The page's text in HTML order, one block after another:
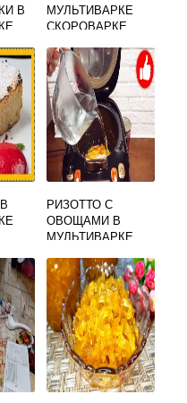
В
МУЛЬТИВАРКЕ
СКОРОВАРКЕ
ЗАМАЧИВАНИЯ
РИЗОТТО С
ОВОЩАМИ В
МУЛЬТИВАРКЕ
КЛАССИЧЕСКИЙ